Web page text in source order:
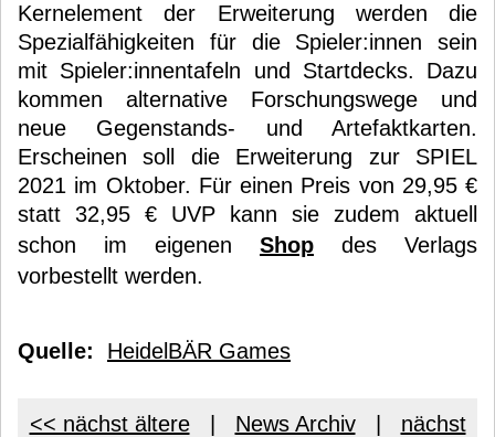
Kernelement der Erweiterung werden die
Spezialfähigkeiten für die Spieler:innen sein
mit Spieler:innentafeln und Startdecks. Dazu
kommen alternative Forschungswege und
neue Gegenstands- und Artefaktkarten.
Erscheinen soll die Erweiterung zur SPIEL
2021 im Oktober. Für einen Preis von 29,95 €
statt 32,95 € UVP kann sie zudem aktuell
schon im eigenen Shop des Verlags
vorbestellt werden.
Quelle: HeidelBÄR Games
<< nächst ältere| News Archiv| nächst